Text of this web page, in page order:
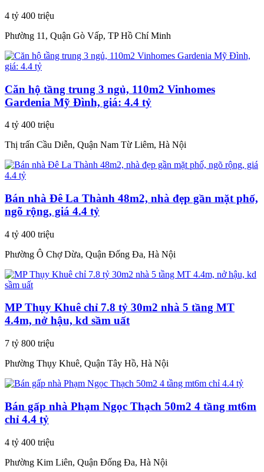
4 tỷ 400 triệu
Phường 11, Quận Gò Vấp, TP Hồ Chí Minh
Căn hộ tầng trung 3 ngủ, 110m2 Vinhomes
Gardenia Mỹ Đình, giá: 4.4 tỷ
4 tỷ 400 triệu
Thị trấn Cầu Diễn, Quận Nam Từ Liêm, Hà Nội
Bán nhà Đê La Thành 48m2, nhà đẹp gần mặt phố,
ngõ rộng, giá 4.4 tỷ
4 tỷ 400 triệu
Phường Ô Chợ Dừa, Quận Đống Đa, Hà Nội
MP Thụy Khuê chỉ 7.8 tỷ 30m2 nhà 5 tầng MT
4.4m, nở hậu, kd sầm uất
7 tỷ 800 triệu
Phường Thụy Khuê, Quận Tây Hồ, Hà Nội
Bán gấp nhà Phạm Ngọc Thạch 50m2 4 tầng mt6m
chỉ 4.4 tỷ
4 tỷ 400 triệu
Phường Kim Liên, Quận Đống Đa, Hà Nội